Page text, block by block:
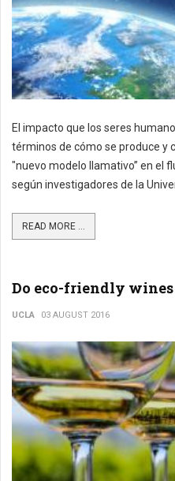
El impacto que los seres
términos de cómo se produce y
"nuevo modelo llamativo” en el
según investigadores de la
READ MORE ...
Do eco-friendly wines
UCLA 03 AUGUST 2016